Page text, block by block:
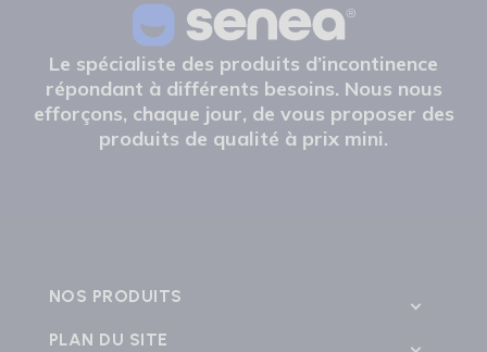
Le spécialiste des produits d’incontinence
répondant à différents besoins. Nous nous
efforçons, chaque jour, de vous proposer des
produits de qualité à prix mini.
NOS PRODUITS
PLAN DU SITE